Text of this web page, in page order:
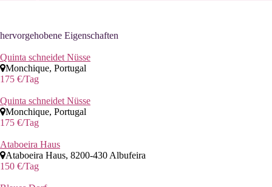
hervorgehobene Eigenschaften
Quinta schneidet Nüsse
Monchique, Portugal
175 €/Tag
Quinta schneidet Nüsse
Monchique, Portugal
175 €/Tag
Ataboeira Haus
Ataboeira Haus, 8200-430 Albufeira
150 €/Tag